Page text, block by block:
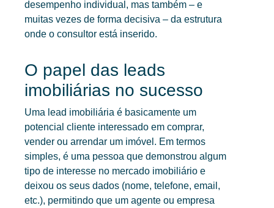
desempenho individual, mas também – e
muitas vezes de forma decisiva – da estrutura
onde o consultor está inserido.
O papel das leads
imobiliárias no sucesso
Uma lead imobiliária é basicamente um
potencial cliente interessado em comprar,
vender ou arrendar um imóvel. Em termos
simples, é uma pessoa que demonstrou algum
tipo de interesse no mercado imobiliário e
deixou os seus dados (nome, telefone, email,
etc.), permitindo que um agente ou empresa